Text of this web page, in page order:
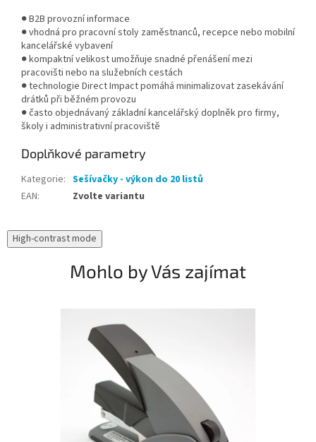
● B2B provozní informace
● vhodná pro pracovní stoly zaměstnanců, recepce nebo mobilní
kancelářské vybavení
● kompaktní velikost umožňuje snadné přenášení mezi
pracovišti nebo na služebních cestách
● technologie Direct Impact pomáhá minimalizovat zasekávání
drátků při běžném provozu
● často objednávaný základní kancelářský doplněk pro firmy,
školy i administrativní pracoviště
Doplňkové parametry
Kategorie: Sešívačky - výkon do 20 listů
EAN: Zvolte variantu
High-contrast mode
Mohlo by Vás zajímat